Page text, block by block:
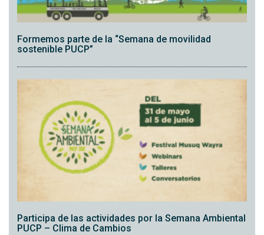
Formemos parte de la “Semana de movilidad
sostenible PUCP”
Participa de las actividades por la Semana Ambiental
PUCP – Clima de Cambios